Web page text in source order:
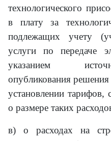
технологического
в плату за
подлежащих учету
услуги по передаче
указанием
опубликования
установлении
о размере таких
в) о расходах на